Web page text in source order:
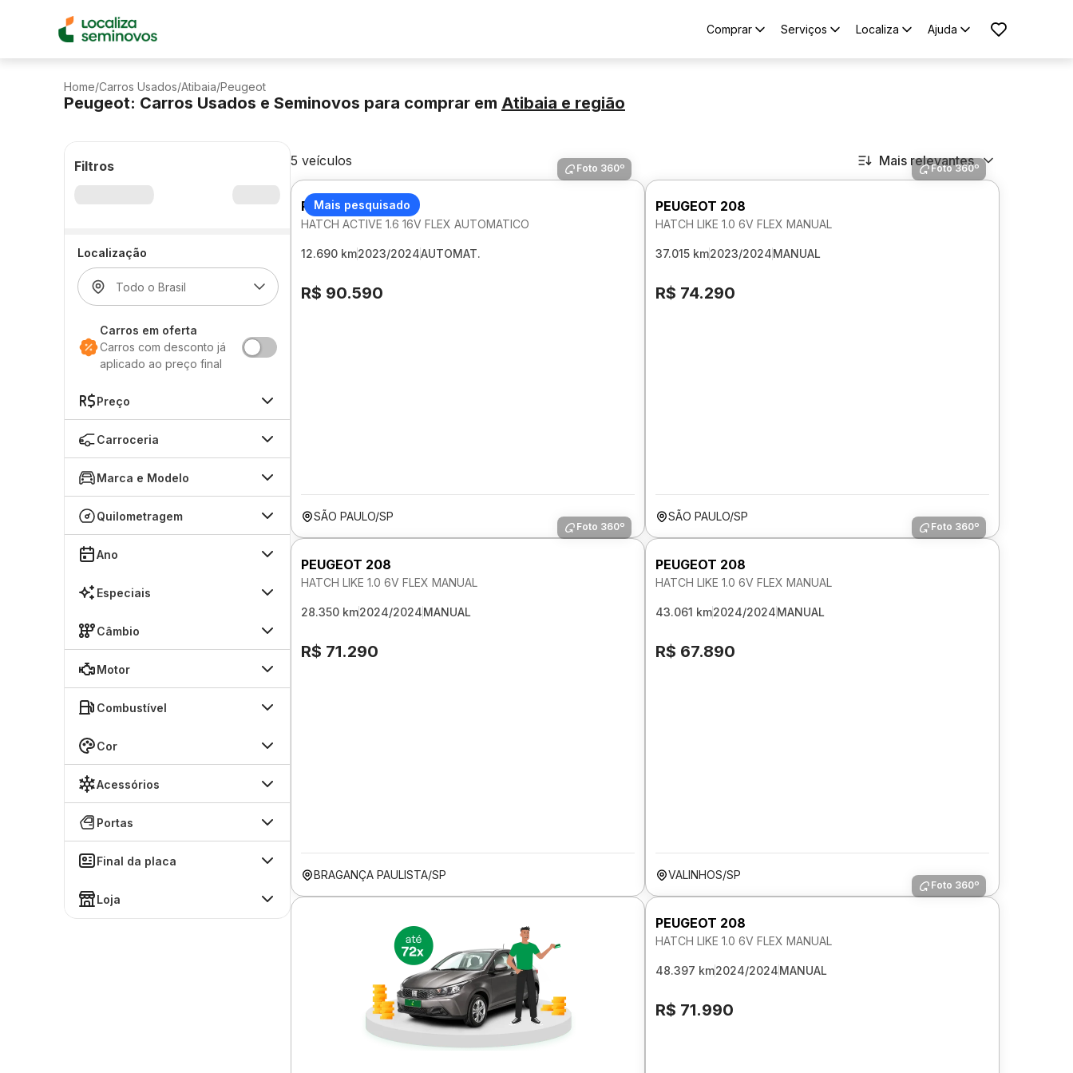
Comprar Serviços Localiza Ajuda
Home/Carros Usados/Atibaia/Peugeot
Peugeot: Carros Usados e Seminovos para comprar em Atibaia e região
Filtros
Localização
Carros em oferta
Carros com desconto já
aplicado ao preço final
Preço
Carroceria
Marca e Modelo
Quilometragem
Ano
Especiais
Câmbio
Motor
Combustível
Cor
Acessórios
Portas
Final da placa
Loja
5 veículos Mais relevantes
Mais pesquisado
Foto 360º
PEUGEOT 208
HATCH ACTIVE 1.6 16V FLEX AUTOMATICO
12.690 km2023/2024AUTOMAT.
R$ 90.590
SÃO PAULO/SP
Foto 360º
PEUGEOT 208
HATCH LIKE 1.0 6V FLEX MANUAL
37.015 km2023/2024MANUAL
R$ 74.290
SÃO PAULO/SP
Foto 360º
PEUGEOT 208
HATCH LIKE 1.0 6V FLEX MANUAL
28.350 km2024/2024MANUAL
R$ 71.290
BRAGANÇA PAULISTA/SP
Foto 360º
PEUGEOT 208
HATCH LIKE 1.0 6V FLEX MANUAL
43.061 km2024/2024MANUAL
R$ 67.890
VALINHOS/SP
Foto 360º
PEUGEOT 208
HATCH LIKE 1.0 6V FLEX MANUAL
48.397 km2024/2024MANUAL
R$ 71.990